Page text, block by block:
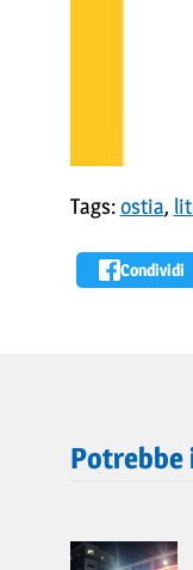
Tags:ostia,
Condividi
Potrebbe